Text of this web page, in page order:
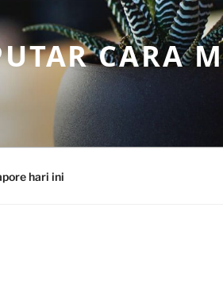
CARA
hari ini